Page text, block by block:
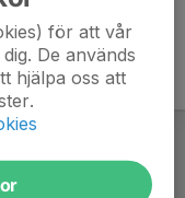
för att vår
De används
hjälpa oss att